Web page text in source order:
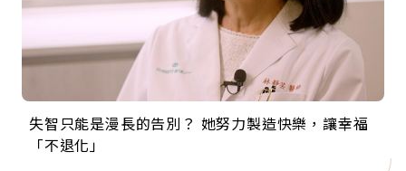
失智只能是漫長的告別？ 她努力製造快樂，讓幸福
「不退化」
來自剛果的巧克力神父 為台灣奉獻36年 「台灣是我
的家，我連作夢都講台語！」
63歲卸矽谷副總、搬回台灣找快樂！「蛋黃哥小
丑」走進安養院，逗樂上萬爺奶：退休後才開始真
104歲打破金氏世界紀錄 成為全球最年長羽球選
手，分享長壽的秘密原來是「這個」
事業巔峰他選擇追夢…黑手阿伯拉小提琴還登上小
巨蛋！連CNN都大讚！